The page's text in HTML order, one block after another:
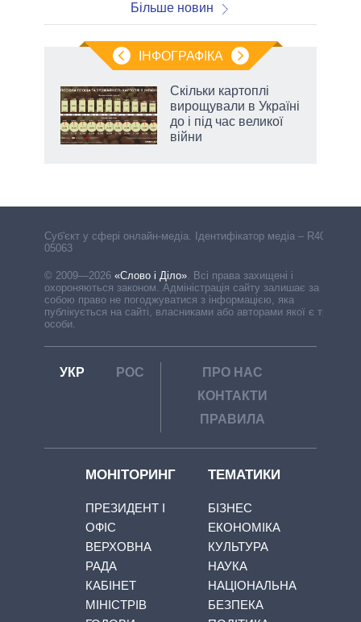
Більше новин
ІНФОГРАФІКА
Скільки картоплі
вирощували в Україні
до і під час великої
війни
Cуб'єкт у сфері онлайн-медіа. Ідентифікатор медіа – R40-
05063
© 2009—2026 «Слово і Діло». Всі права захищені і
охороняються законом. Адміністрація сайту залишає за
собою право не погоджуватися з інформацією, яка
публікується на сайті, власниками або авторами якої є треті
особи.
УКР РОС
ПРО НАС
КОНТАКТИ
ПРАВИЛА
МОНІТОРИНГ
ПРЕЗИДЕНТ І
ОФІС
ВЕРХОВНА
РАДА
КАБІНЕТ
МІНІСТРІВ
ТЕМАТИКИ
БІЗНЕС
ЕКОНОМІКА
КУЛЬТУРА
НАУКА
НАЦІОНАЛЬНА
БЕЗПЕКА